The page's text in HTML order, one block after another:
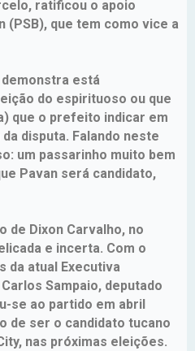
ratificou o apoio
(PSB), que tem como vice a
demonstra está
do espirituoso ou que
que o prefeito indicar em
disputa. Falando neste
um passarinho muito bem
Pavan será candidato,
de Dixon Carvalho, no
e incerta. Com o
da atual Executiva
Sampaio, deputado
se ao partido em abril
de ser o candidato tucano
nas próximas eleições.